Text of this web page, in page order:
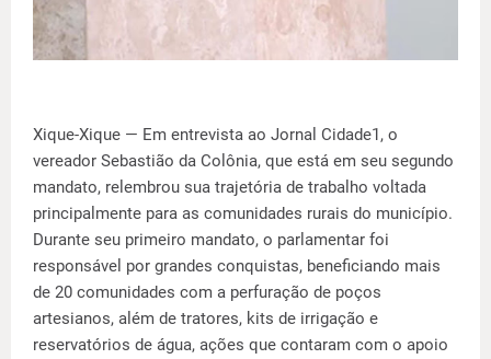
Xique-Xique — Em entrevista ao Jornal Cidade1, o
vereador Sebastião da Colônia, que está em seu segundo
mandato, relembrou sua trajetória de trabalho voltada
principalmente para as comunidades rurais do município.
Durante seu primeiro mandato, o parlamentar foi
responsável por grandes conquistas, beneficiando mais
de 20 comunidades com a perfuração de poços
artesianos, além de tratores, kits de irrigação e
reservatórios de água, ações que contaram com o apoio